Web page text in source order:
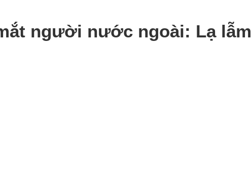
người nước ngoài: Lạ lẫm